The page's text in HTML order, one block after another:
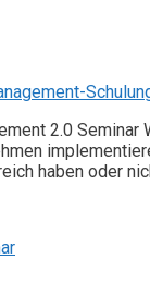
2.0
haben oder